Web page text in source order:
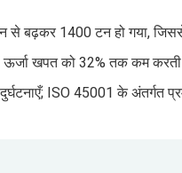
से बढ़कर 1400 टन हो गया,
खपत को 32% तक कम
दुर्घटनाएँ; ISO 45001 के अंतर्गत